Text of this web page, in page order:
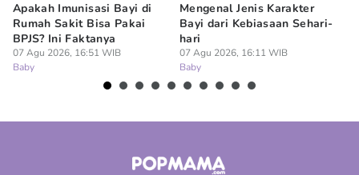
Apakah Imunisasi Bayi di
Rumah Sakit Bisa Pakai
BPJS? Ini Faktanya
07 Agu 2026, 16:51 WIB
Baby
Mengenal Jenis Karakter
Bayi dari Kebiasaan Sehari-
hari
07 Agu 2026, 16:11 WIB
Baby